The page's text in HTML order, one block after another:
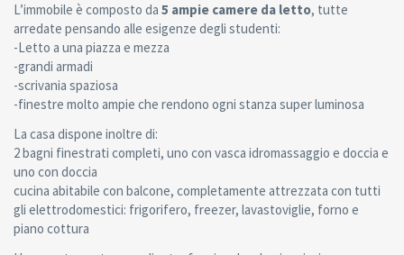
L’immobile è composto da 5 ampie camere da letto, tutte
arredate pensando alle esigenze degli studenti:
-Letto a una piazza e mezza
-grandi armadi
-scrivania spaziosa
-finestre molto ampie che rendono ogni stanza super luminosa
La casa dispone inoltre di:
2 bagni finestrati completi, uno con vasca idromassaggio e doccia e
uno con doccia
cucina abitabile con balcone, completamente attrezzata con tutti
gli elettrodomestici: frigorifero, freezer, lavastoviglie, forno e
piano cottura